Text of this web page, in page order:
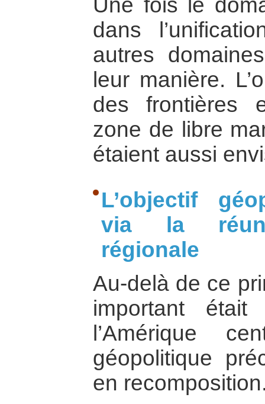
Une fois le
dans
autres
leur manière.
des frontières
zone de libre
étaient aussi
L’objectif
via la
régionale
Au-delà de ce
important
l’Amérique
géopolitique
en